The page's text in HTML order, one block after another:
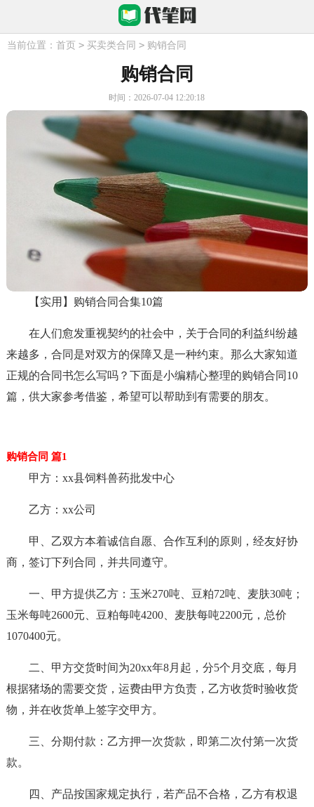
当前位置： 首页 > 买卖类合同 > 购销合同
购销合同
时间：2026-07-04 12:20:18
【实用】购销合同合集10篇
在人们愈发重视契约的社会中，关于合同的利益纠纷越
来越多，合同是对双方的保障又是一种约束。那么大家知道
正规的合同书怎么写吗？下面是小编精心整理的购销合同10
篇，供大家参考借鉴，希望可以帮助到有需要的朋友。
购销合同 篇1
甲方：xx县饲料兽药批发中心
乙方：xx公司
甲、乙双方本着诚信自愿、合作互利的原则，经友好协
商，签订下列合同，并共同遵守。
一、甲方提供乙方：玉米270吨、豆粕72吨、麦肤30吨；
玉米每吨2600元、豆粕每吨4200、麦肤每吨2200元，总价
1070400元。
二、甲方交货时间为20xx年8月起，分5个月交底，每月
根据猪场的需要交货，运费由甲方负责，乙方收货时验收货
物，并在收货单上签字交甲方。
三、分期付款：乙方押一次货款，即第二次付第一次货
款。
四、产品按国家规定执行，若产品不合格，乙方有权退